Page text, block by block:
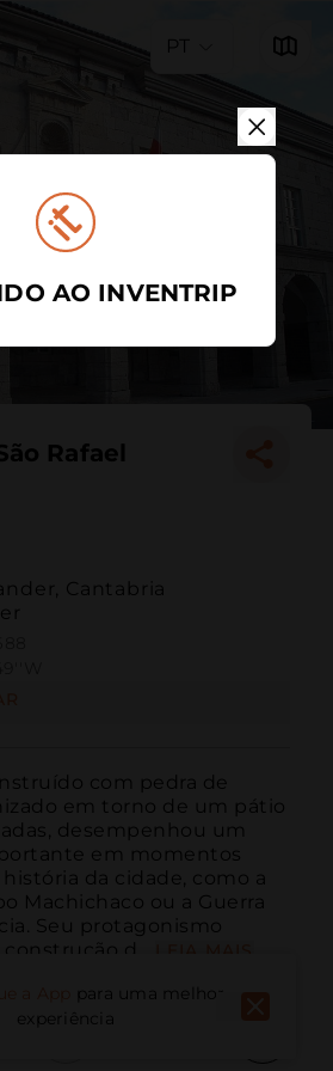
PT
Rafael
Cantabria
com pedra de
em torno de um pátio
desempenhou um
em momentos
história da cidade, como a
Machichaco ou a Guerra
Seu protagonismo
d...
para uma melhor
experiência
AO INVENTRIP